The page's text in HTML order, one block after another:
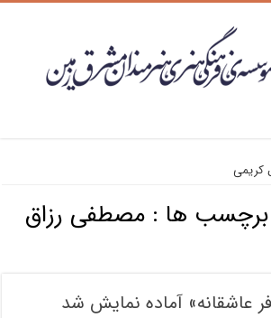
کریمی
برچسب ها :مصطفی رزاق
عاشقانه» آماده نمایش شد